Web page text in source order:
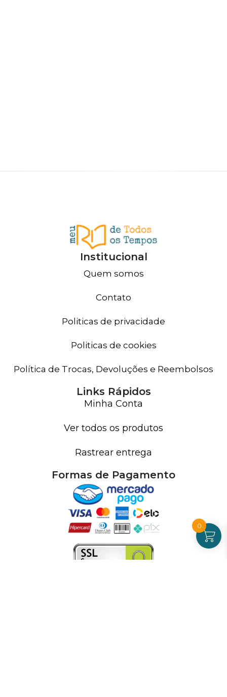
Institucional
Quem somos
Contato
Politicas de privacidade
Politicas de cookies
Política de Trocas, Devoluções e Reembolsos
Links Rápidos
Minha Conta
Ver todos os produtos
Rastrear entrega
Formas de Pagamento
0